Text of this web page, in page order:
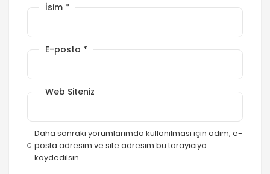
İsim *
E-posta *
Web Siteniz
Daha sonraki yorumlarımda kullanılması için adım, e-
posta adresim ve site adresim bu tarayıcıya
kaydedilsin.